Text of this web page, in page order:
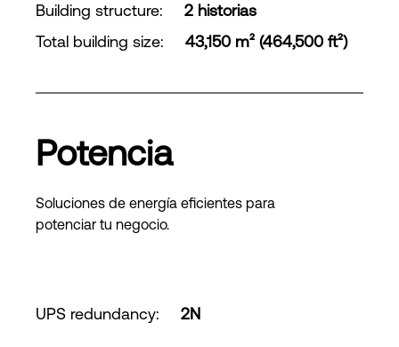
Building structure:
2 historias
Total building size: 43,150 m² (464,500 ft²)
Potencia
Soluciones de energía eficientes para
potenciar tu negocio.
UPS redundancy: 2N